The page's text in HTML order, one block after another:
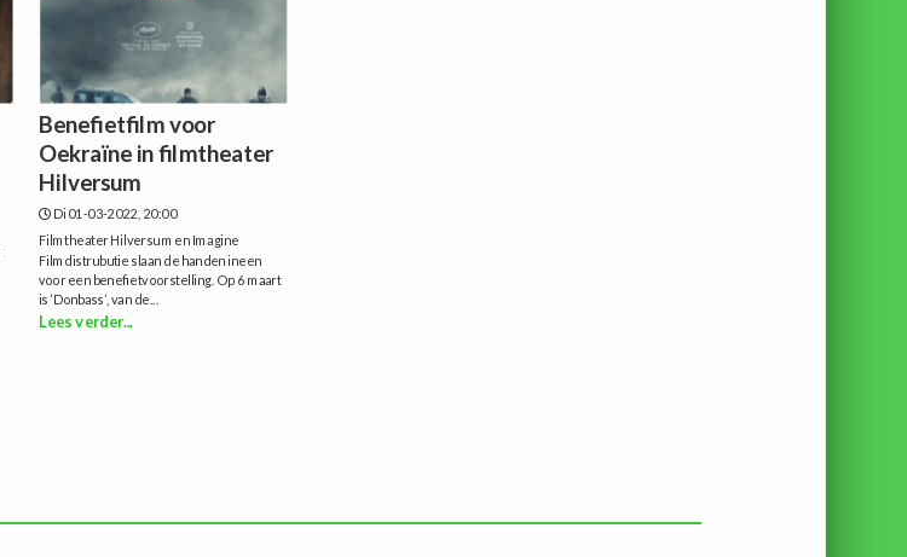
Benefietfilm voor
Oekraïne in filmtheater
Hilversum
Di 01-03-2022, 20:00
Filmtheater Hilversum en Imagine
Filmdistrubutie slaan de handen ineen
voor een benefietvoorstelling. Op 6 maart
is ‘Donbass’, van de...
Lees verder...